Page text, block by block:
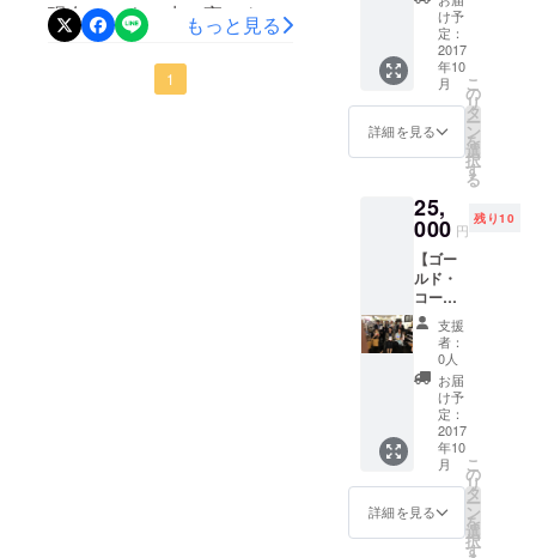
駒込「ここから書房」でも
「読書交流会」を開催して
で、このプロジェクトを開
始しました。 私は社会人に
なって以来、年間300冊のビ
現在＞ 8/9（水）夜にクラ
ウドファンディングを公開･
開始してから、本日で5日目
もっと見る
1
TOEICでは
500点未満か
らビジネス
書の多読に
より1年で
875点、その
点と自己最
高を更新。
ハワイ情報
を毎日つぶ
やくツイッ
ターはフォ
ロワー31万
10000
冊から
答えを
見つけ
まし
た』
（キノ
ス）を1
（1,404
円相
当、希
望者に
著者サ
イン）
円相
当）ま
たは読
書交流
（2,000
円相
当）の
無料参
回分）
２．大
杉潤著
『入社3
年目ま
での仕
事の悩
みに、
ビジネ
ス書
10000
冊から
答えを
見つけ
まし
た』
（キノ
ス）を2
け予
定：
2017
年10
月
詳細を見る
こ
の
リ
タ
ー
ン
を
選
択
す
る
25,
000 円
残り10
【ゴー
ルド・
コー
ス】
１．イ
ベント
（3,000
円相
当）ま
たは読
書交流
（2,000
円相
当）の
無料参
支援
者：
0人
お届
け予
定：
2017
年10
月
詳細を見る
こ
の
リ
タ
ー
ン
を
選
択
す